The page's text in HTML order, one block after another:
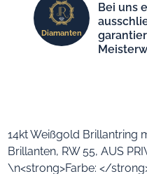
Diamanten
Bei uns
14kt Weißgold Brillantring
Brillanten, RW 55, AUS
\n<strong>Farbe: </